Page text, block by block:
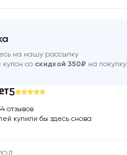
на нашу рассылку
купон со скидкой 350₽ на покупку
5
отзывов
купили бы здесь снова